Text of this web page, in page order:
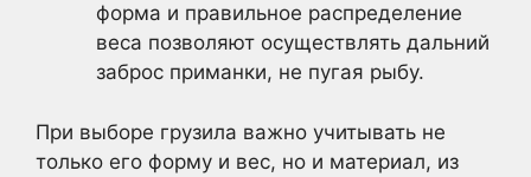
форма и правильное распределение
веса позволяют осуществлять дальний
заброс приманки, не пугая рыбу.
При выборе грузила важно учитывать не
только его форму и вес, но и материал, из